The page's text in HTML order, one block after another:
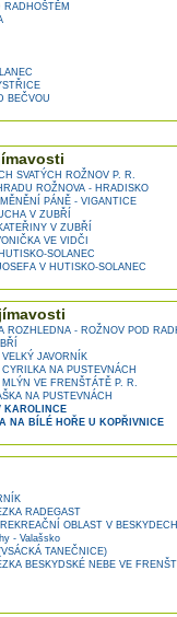
RADHOŠTĚM
BEČVOU
SVATÝCH ROŽNOV P. R.
ROŽNOVA - HRADISKO
PÁNĚ - VIGANTICE
V ZUBŘÍ
V ZUBŘÍ
VE VIDČI
SOLANEC
V HUTISKO-SOLANEC
ROZHLEDNA - ROŽNOV POD
JAVORNÍK
NA PUSTEVNÁCH
MLÝN VE FRENŠTÁTĚ P. R.
NA PUSTEVNÁCH
KAROLINCE
NA BÍLÉ HOŘE U KOPŘIVNICE
RADEGAST
OBLAST V
- Valašsko
TANEČNICE)
BESKYDSKÉ NEBE VE